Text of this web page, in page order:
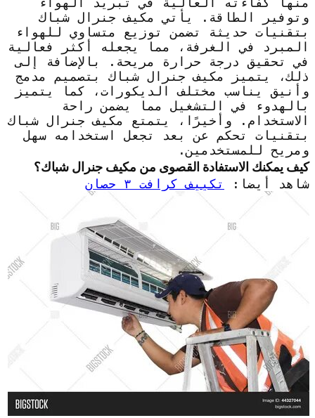
وتوفير الطاقة. يأتي مكيف جنرال شباك
بتقنيات حديثة تضمن توزيع متساوي للهواء
المبرد في الغرفة، مما يجعله أكثر فعالية
في تحقيق درجة حرارة مريحة. بالإضافة إلى
ذلك، يتميز مكيف جنرال شباك بتصميم مدمج
وأنيق يناسب مختلف الديكورات، كما يتميز
بالهدوء في التشغيل مما يضمن راحة
الاستخدام. وأخيرًا، يتمتع مكيف جنرال شباك
بتقنيات تحكم عن بعد تجعل استخدامه سهل
ومريح للمستخدمين.
كيف يمكنك الاستفادة القصوى من مكيف جنرال شباك؟
شاهد أيضا: تكييف كرافت ٣ حصان